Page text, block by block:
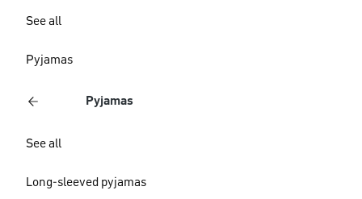
See all
Pyjamas
Pyjamas
See all
Long-sleeved pyjamas